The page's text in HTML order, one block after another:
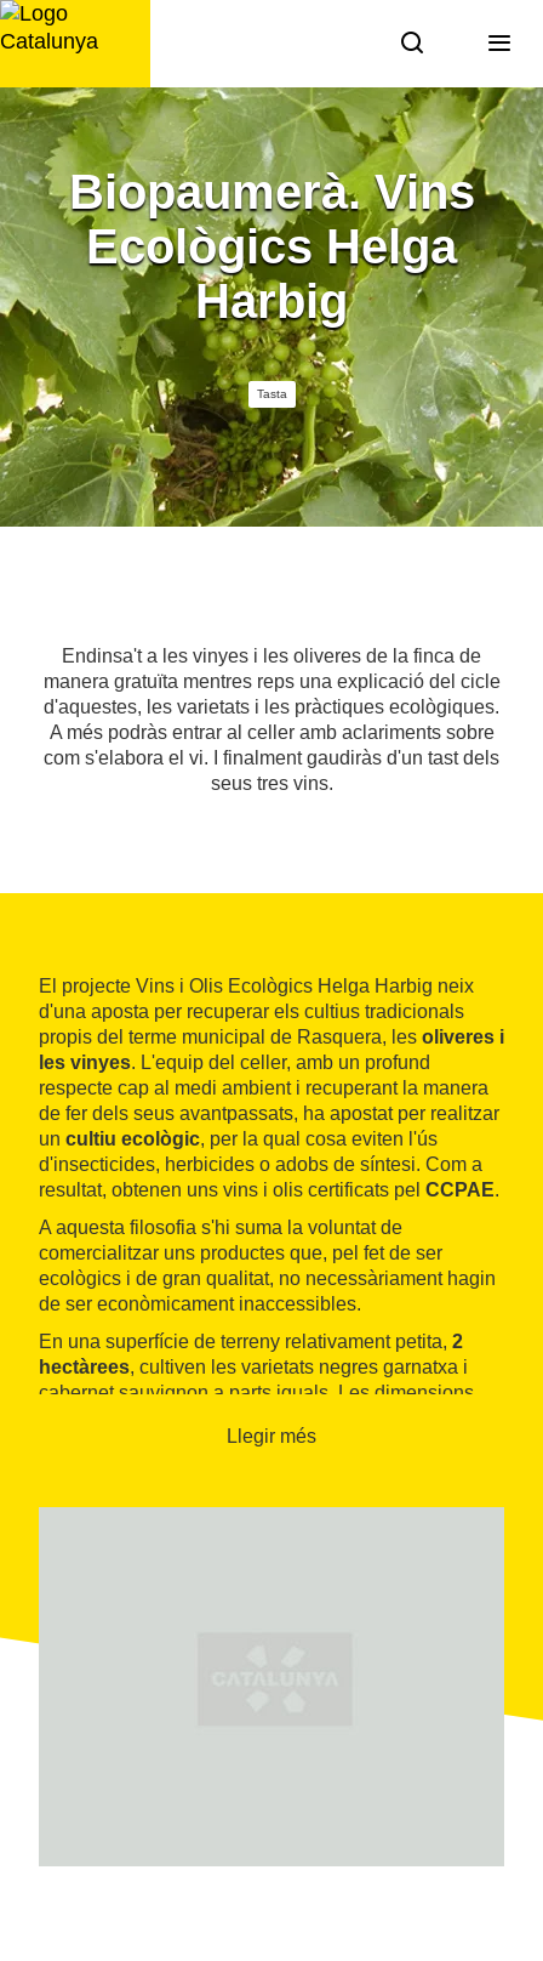
Saltar
al
Biopaumerà. Vins
Ecològics Helga
Harbig
Tasta
Endinsa't a les vinyes i les oliveres de la finca de
manera gratuïta mentres reps una explicació del cicle
d'aquestes, les varietats i les pràctiques ecològiques.
A més podràs entrar al celler amb aclariments sobre
com s'elabora el vi. I finalment gaudiràs d'un tast dels
seus tres vins.
El projecte Vins i Olis Ecològics Helga Harbig neix
d'una aposta per recuperar els cultius tradicionals
propis del terme municipal de Rasquera, les oliveres i
les vinyes. L'equip del celler, amb un profund
respecte cap al medi ambient i recuperant la manera
de fer dels seus avantpassats, ha apostat per realitzar
un cultiu ecològic, per la qual cosa eviten l'ús
d'insecticides, herbicides o adobs de síntesi. Com a
resultat, obtenen uns vins i olis certificats pel CCPAE.
A aquesta filosofia s'hi suma la voluntat de
comercialitzar uns productes que, pel fet de ser
ecològics i de gran qualitat, no necessàriament hagin
de ser econòmicament inaccessibles.
En una superfície de terreny relativament petita, 2
hectàrees, cultiven les varietats negres garnatxa i
cabernet sauvignon a parts iguals. Les dimensions
procés d'elaboració del vi amb produccions anuals
Llegir més